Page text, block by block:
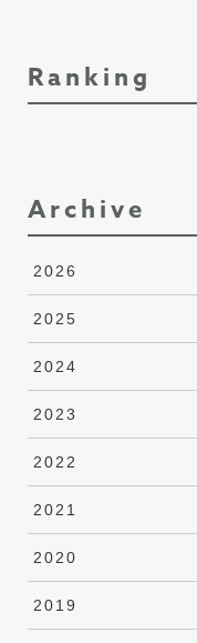
Ranking
Archive
2026
2025
2024
2023
2022
2021
2020
2019